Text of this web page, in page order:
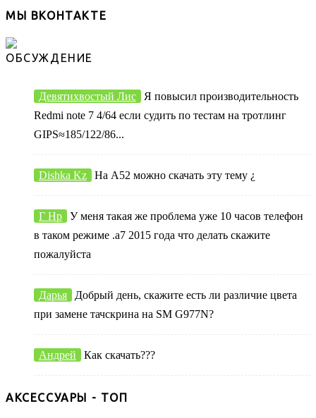
МЫ ВКОНТАКТЕ
ОБСУЖДЕНИЕ
Девятихвостый Лис
Я повысил производительность
Redmi note 7 4/64 если судить по тестам на тротлинг
GIPS≈185/122/86...
Dishka Kz На А52 можно скачать эту тему ¿
Г Нр
У меня такая же проблема уже 10 часов телефон
в таком режиме .а7 2015 года что делать скажите
пожалуйста
Дарья
Добрый день, скажите есть ли различие цвета
при замене тачскрина на SM G977N?
Андрей Как скачать???
АКСЕССУАРЫ - ТОП